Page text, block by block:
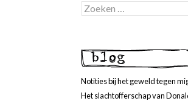
Zoeken
naar:
Notities bij het geweld tegen
Het slachtofferschap van